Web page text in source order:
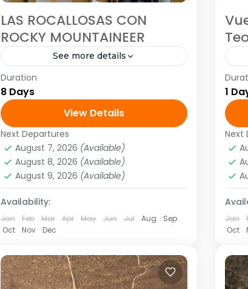
LAS ROCALLOSAS CON
ROCKY MOUNTAINEER
See more details
<strong>Visitando:</strong> Calgary
– Banff – Lake Louise – Campos de
hielo – Jasper – Kamloops –
Vancouver <strong>Salidas:
</strong> domingo del 5 mayo 2017
al 29...
América,Norte América
1 Person
Duration
8 Days
View Details
Next Departures
August 7, 2026 (Available)
August 8, 2026 (Available)
August 9, 2026 (Available)
Availability:
Jan Feb Mar Apr May Jun Jul Aug
Sep
Oct
Nov Dec
1
1
Next
Jan
Oct